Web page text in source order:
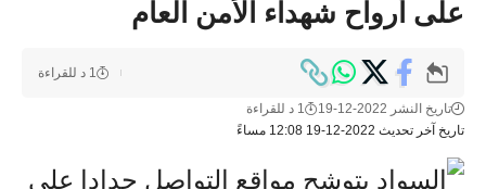
على أرواح شهداء الأمن العام
تاريخ آخر تحديث 2022-12-19 12:08 مساءً
تاريخ النشر 2022-12-19 1 د للقراءة
1 د للقراءة